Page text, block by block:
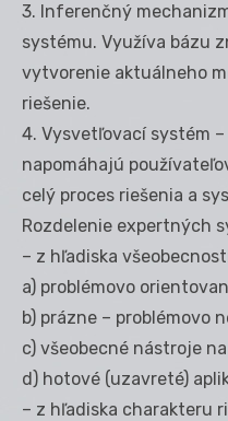
3. Inferenčný
systému. Využíva bázu
vytvorenie aktuálneho
riešenie.
4. Vysvetľovací systém
napomáhajú
celý proces riešenia a
Rozdelenie expertných
– z hľadiska
a) problémovo
b) prázne – problémovo
c) všeobecné nástroje
d) hotové (uzavreté)
– z hľadiska charakteru